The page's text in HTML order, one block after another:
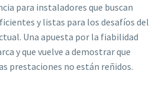
para instaladores que buscan
y listas para los desafíos del
Una apuesta por la fiabilidad
y que vuelve a demostrar que
prestaciones no están reñidos.